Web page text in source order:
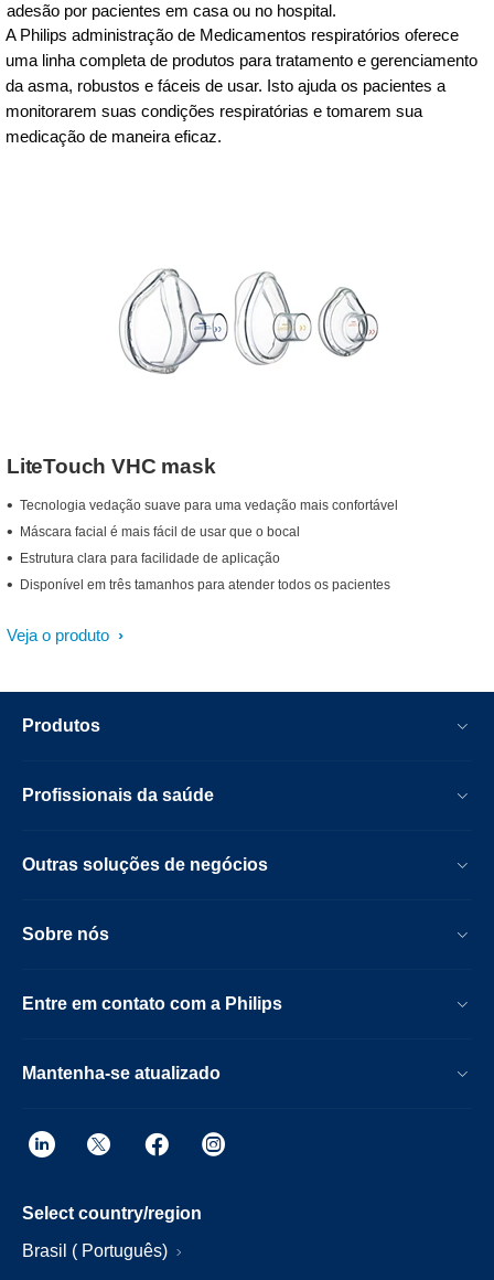
adesão por pacientes em casa ou no hospital.
A Philips administração de Medicamentos respiratórios oferece
uma linha completa de produtos para tratamento e gerenciamento
da asma, robustos e fáceis de usar. Isto ajuda os pacientes a
monitorarem suas condições respiratórias e tomarem sua
medicação de maneira eficaz.
LiteTouch VHC mask
Tecnologia vedação suave para uma vedação mais confortável
Máscara facial é mais fácil de usar que o bocal
Estrutura clara para facilidade de aplicação
Disponível em três tamanhos para atender todos os pacientes
Veja o produto
Produtos
Profissionais da saúde
Outras soluções de negócios
Sobre nós
Entre em contato com a Philips
Mantenha-se atualizado
Select country/region
Brasil ( Português)